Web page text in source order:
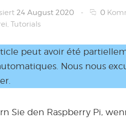
24 August 2020 - 0
, Tutorials
peut avoir été
Nous nous
Sie den Raspberry Pi,